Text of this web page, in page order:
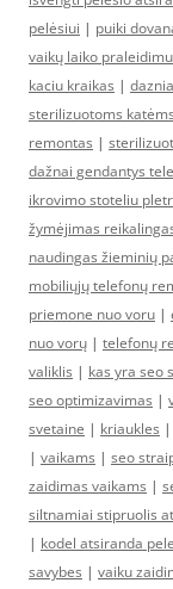
pelėsiui | puiki
vaikų laiko
kaciu kraikas |
sterilizuotoms katėms
remontas |
dažnai gendantys
ikrovimo stoteliu
žymėjimas
naudingas žieminių
mobiliųjų telefonų
priemone nuo voru |
nuo vorų | telefonų
valiklis | kas yra seo
seo optimizavimas |
svetaine | kriaukles |
| vaikams | seo
zaidimas vaikams |
siltnamiai stipruolis
| kodel atsiranda
savybes | vaiku